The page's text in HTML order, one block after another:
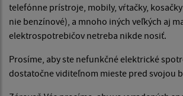
telefónne prístroje, mobily, vŕtačky,
nie benzínové), a mnoho iných veľkých aj
elektrospotrebičov netreba nikde nosiť.
Prosíme, aby ste nefunkčné elektrické
dostatočne viditeľnom mieste pred svojou